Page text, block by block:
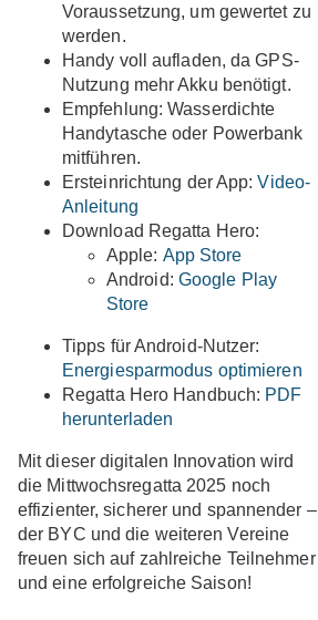
Voraussetzung, um gewertet zu
werden.
Handy voll aufladen, da GPS-
Nutzung mehr Akku benötigt.
Empfehlung: Wasserdichte
Handytasche oder Powerbank
mitführen.
Ersteinrichtung der App:Video-
Anleitung
Download Regatta Hero:
Apple: App Store
Android: Google Play
Store
Tipps für Android-Nutzer:
Energiesparmodus optimieren
Regatta Hero Handbuch: PDF
herunterladen
Mit dieser digitalen Innovation wird
die Mittwochsregatta 2025 noch
effizienter, sicherer und spannender –
der BYC und die weiteren Vereine
freuen sich auf zahlreiche Teilnehmer
und eine erfolgreiche Saison!